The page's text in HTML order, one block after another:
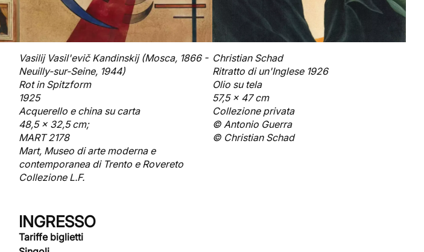
Vasilij Vasil'evič Kandinskij (Mosca, 1866 -
Neuilly-sur-Seine, 1944)
Rot in Spitzform
1925
Acquerello e china su carta
48,5 x 32,5 cm;
MART 2178
Mart, Museo di arte moderna e
contemporanea di Trento e Rovereto
Collezione L.F.
Christian Schad
Ritratto di un'Inglese 1926
Olio su tela
57,5 x 47 cm
Collezione privata
© Antonio Guerra
© Christian Schad
INGRESSO
Tariffe biglietti